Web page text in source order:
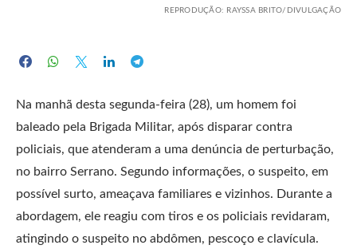
REPRODUÇÃO: RAYSSA BRITO/DIVULGAÇÃO
Na manhã desta segunda-feira (28), um homem foi
baleado pela Brigada Militar, após disparar contra
policiais, que atenderam a uma denúncia de perturbação,
no bairro Serrano. Segundo informações, o suspeito, em
possível surto, ameaçava familiares e vizinhos. Durante a
abordagem, ele reagiu com tiros e os policiais revidaram,
atingindo o suspeito no abdômen, pescoço e clavícula.